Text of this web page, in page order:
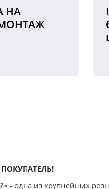
НА
- одна из крупнейших